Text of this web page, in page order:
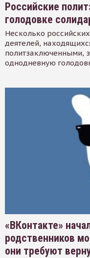
Российские
голодовке
Несколько
деятелей,
политзаключенными,
однодневную
«ВКонтакте»
родственников
они требуют